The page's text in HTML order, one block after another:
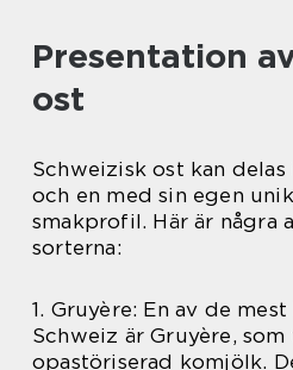
Presentation
ost
Schweizisk ost kan
och en med sin egen
smakprofil. Här är några
sorterna:
1. Gruyère: En av de
Schweiz är Gruyère,
opastöriserad komjölk.